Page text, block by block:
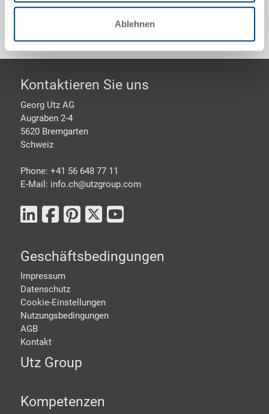
Ablehnen
Footer
Kontaktieren Sie uns
Georg Utz AG
Augraben 2-4
5620 Bremgarten
Schweiz
Phone: +41 56 648 77 11
E-Mail: info.ch@utzgroup.com
Geschäftsbedingungen
Impressum
Datenschutz
Cookie-Einstellungen
Nutzungsbedingungen
AGB
Kontakt
Utz Group
Kompetenzen